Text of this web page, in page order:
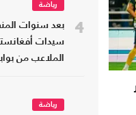
4
رياضة
بعد سنوات
سيدات
الملاعب من
رياضة